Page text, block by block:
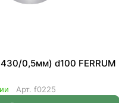
0,5мм) d100 FERRUM
Арт. f0225